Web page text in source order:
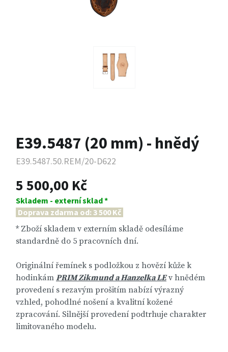
E39.5487 (20 mm) - hnědý
E39.5487.50.REM/20-D622
5 500,00 Kč
Skladem - externí sklad *
Doprava zdarma od: 3 500 Kč
* Zboží skladem v externím skladě odesíláme
standardně do 5 pracovních dní.
Originální řemínek s podložkou z hovězí kůže k
hodinkám PRIM Zikmund a Hanzelka LEv hnědém
provedení s rezavým prošitím nabízí výrazný
vzhled, pohodlné nošení a kvalitní kožené
zpracování. Silnější provedení podtrhuje charakter
limitovaného modelu.